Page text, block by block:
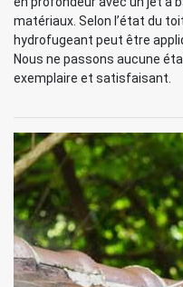
matériaux. Selon l’état du
hydrofugeant peut être
Nous ne passons aucune
exemplaire et satisfaisant.